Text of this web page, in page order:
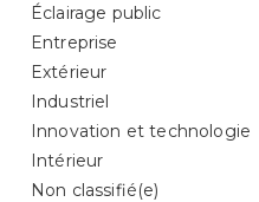
Éclairage public
Entreprise
Extérieur
Industriel
Innovation et technologie
Intérieur
Non classifié(e)